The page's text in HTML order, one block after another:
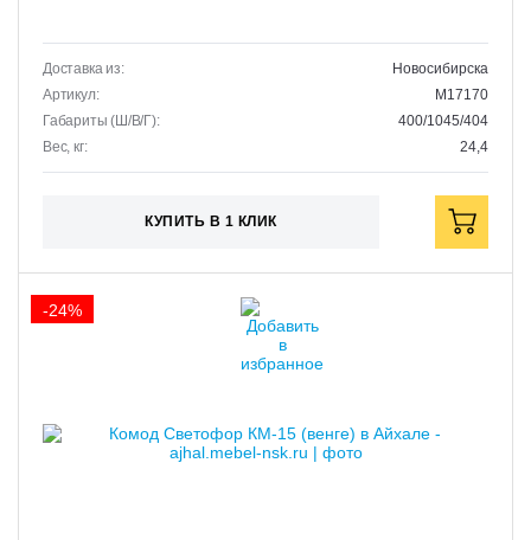
Доставка из:
Новосибирска
Артикул:
M17170
Габариты (Ш/В/Г):
400/1045/404
Вес, кг:
24,4
КУПИТЬ В 1 КЛИК
-24%